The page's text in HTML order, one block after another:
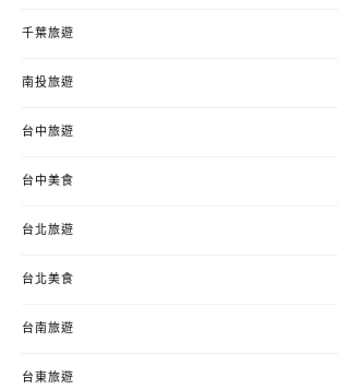
千葉旅遊
南投旅遊
台中旅遊
台中美食
台北旅遊
台北美食
台南旅遊
台東旅遊